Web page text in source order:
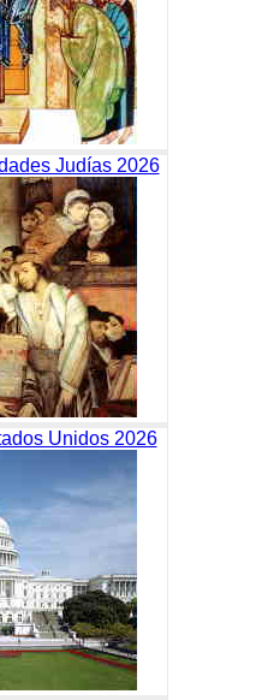
Judías 2026
Unidos 2026